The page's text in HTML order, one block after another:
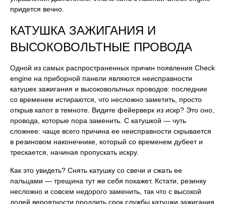
придется вечно.
КАТУШКА ЗАЖИГАНИЯ И
ВЫСОКОВОЛЬТНЫЕ ПРОВОДА
Одной из самых распространенных причин появления Check
engine на приборной панели являются неисправности
катушек зажигания и высоковольтных проводов: последние
со временем истираются, что несложно заметить, просто
открыв капот в темноте. Видите фейерверк из искр? Это оно,
провода, которые пора заменить. С катушкой — чуть
сложнее: чаще всего причина ее неисправности скрывается
в резиновом наконечнике, который со временем дубеет и
трескается, начиная пропускать искру.
Как это увидеть? Снять катушку со свечи и сжать ее
пальцами — трещина тут же себя покажет. Кстати, резинку
несложно и совсем недорого заменить, так что с высокой
долей вероятности продлить срок службы катушки зажигания